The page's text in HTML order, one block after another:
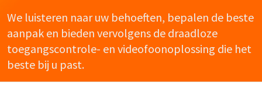
We luisteren naar uw behoeften, bepalen de beste
aanpak en bieden vervolgens de draadloze
toegangscontrole- en videofoonoplossing die het
beste bij u past.